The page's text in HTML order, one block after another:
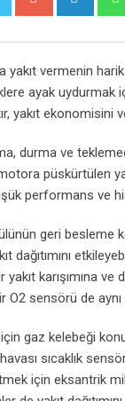
vermenin
ayak uydurmak
yakıt
durma ve
püskürtülen
performans ve
geri besleme
dağıtımını
karışımına
O2 sensörü de
için gaz kelebeği
sıcaklık
için eksantrik